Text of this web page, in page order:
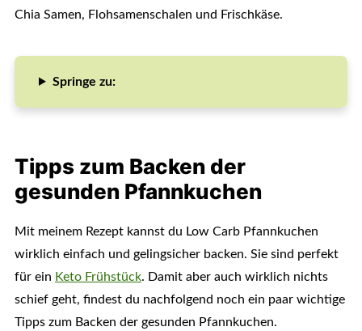
Chia Samen, Flohsamenschalen und Frischkäse.
Springe zu:
Tipps zum Backen der
gesunden Pfannkuchen
Mit meinem Rezept kannst du Low Carb Pfannkuchen
wirklich einfach und gelingsicher backen. Sie sind perfekt
für ein Keto Frühstück. Damit aber auch wirklich nichts
schief geht, findest du nachfolgend noch ein paar wichtige
Tipps zum Backen der gesunden Pfannkuchen.